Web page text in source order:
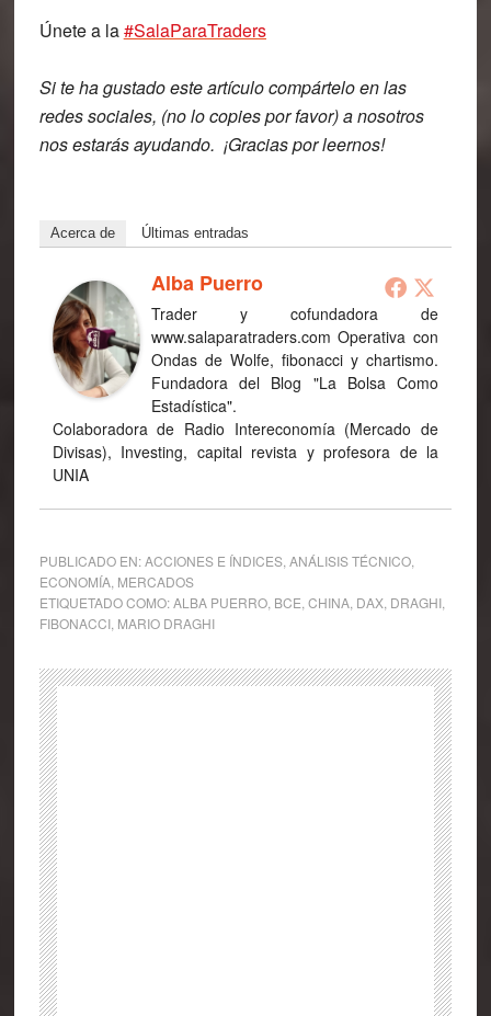
Únete a la#SalaParaTraders
Si te ha gustado este artículocompárteloen las
redes sociales, (no lo copies por favor) a nosotros
nos estarás ayudando. ¡Gracias por leernos!
Acerca de Últimas entradas
Alba Puerro
Trader y cofundadora de
www.salaparatraders.com Operativa con
Ondas de Wolfe, fibonacci y chartismo.
Fundadora del Blog "La Bolsa Como
Estadística".
Colaboradora de Radio Intereconomía (Mercado de
Divisas), Investing, capital revista y profesora de la
UNIA
PUBLICADO EN:ACCIONES E ÍNDICES,ANÁLISIS TÉCNICO,
ECONOMÍA, MERCADOS
ETIQUETADO COMO:ALBA PUERRO, BCE,CHINA, DAX, DRAGHI,
FIBONACCI, MARIO DRAGHI